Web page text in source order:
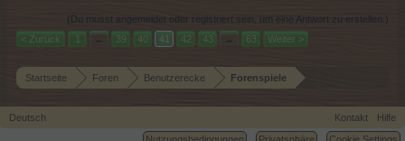
(Du musst angemeldet oder registriert sein, um eine Antwort zu erstellen.)
< Zurück
1 ← 39 40 41 42 43 → 63 Weiter >
Startseite Foren Benutzerecke Forenspiele
Deutsch Kontakt
Hilfe